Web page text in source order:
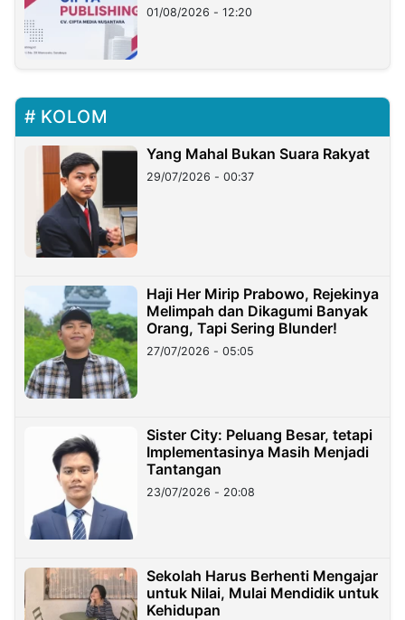
01/08/2026 - 12:20
KOLOM
Yang Mahal Bukan Suara Rakyat
29/07/2026 - 00:37
Haji Her Mirip Prabowo, Rejekinya
Melimpah dan Dikagumi Banyak
Orang, Tapi Sering Blunder!
27/07/2026 - 05:05
Sister City: Peluang Besar, tetapi
Implementasinya Masih Menjadi
Tantangan
23/07/2026 - 20:08
Sekolah Harus Berhenti Mengajar
untuk Nilai, Mulai Mendidik untuk
Kehidupan